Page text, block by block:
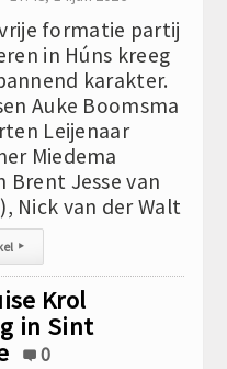
formatie partij
in Húns kreeg
karakter.
Auke Boomsma
Leijenaar
Miedema
Brent Jesse van
Nick van der Walt
▸
Krol
in Sint
0